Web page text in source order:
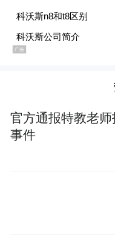
官方通报特教老
事件